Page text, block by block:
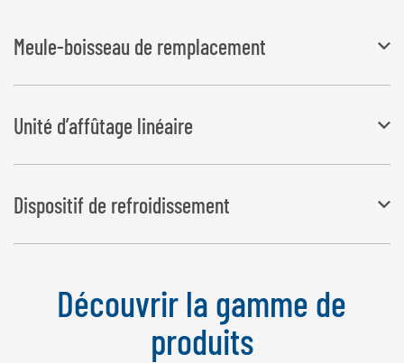
Meule-boisseau de remplacement
grain grossier (fournie) le grain fin permet une plus longue durée de
vie
Unité d’affûtage linéaire
Adaptateur pour affûter les couteaux droits
Dispositif de refroidissement
Découvrir la gamme de
produits